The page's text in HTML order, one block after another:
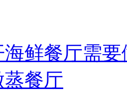
海鲜餐厅需
餐厅